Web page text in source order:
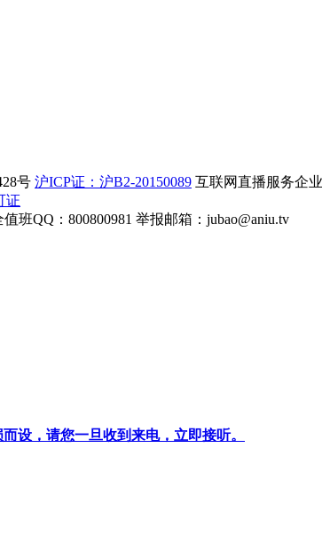
号 沪ICP证：沪B2-20150089 互联网直播服务企
证
班QQ：800800981 举报邮箱： jubao@aniu.tv
设，请您一旦收到来电，立即接听。